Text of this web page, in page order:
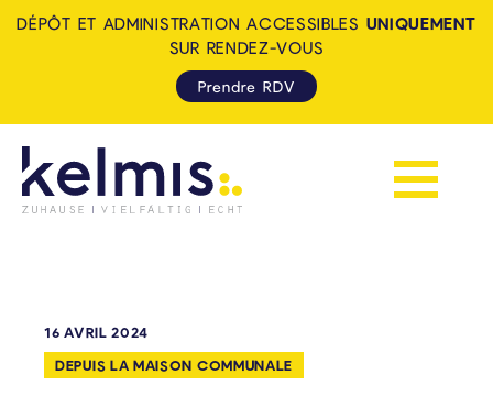
Afficher la
DÉPÔT ET ADMINISTRATION ACCESSIBLES UNIQUEMENT
SUR RENDEZ-VOUS
Prendre RDV
16 AVRIL 2024
DEPUIS LA MAISON COMMUNALE